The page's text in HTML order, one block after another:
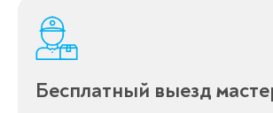
Бесплатный выезд